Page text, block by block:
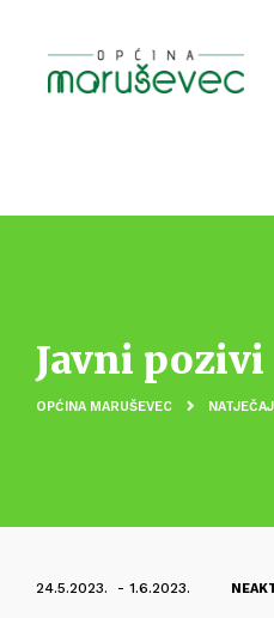
Javni pozivi
OPĆINA MARUŠEVEC
24.5.2023. - 1.6.2023.